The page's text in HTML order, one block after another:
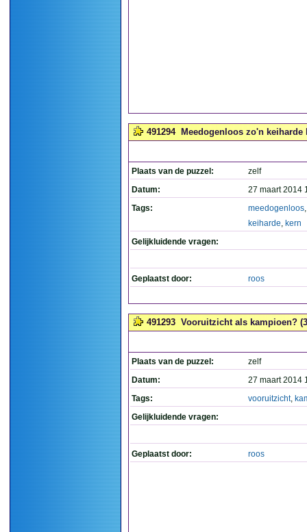
491294 Meedogenloos zo'n keiharde
Plaats van de puzzel:
zelf
Datum:
27 maart 2014
Tags:
meedogenloos
keiharde, kern
Gelijkluidende vragen:
Geplaatst door: roos
491293 Vooruitzicht als kampioen?
Plaats van de puzzel:
zelf
Datum:
27 maart 2014
Tags:
vooruitzicht,
Gelijkluidende vragen:
Geplaatst door: roos